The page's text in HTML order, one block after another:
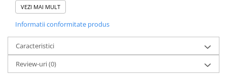
grad de protectie: IP-55;
categorie: ATEX II2G;
mod de protectie (alimentare proprie): Ex db IIA T4 Gb;
conexiune filetata: F1" (BSP) si flanse VITON
comutator ON/OFF;
cablu de 3 m;
tratament anti-coroziune.
VEZI MAI MULT
Informatii conformitate produs
Caracteristici
Review-uri(0)